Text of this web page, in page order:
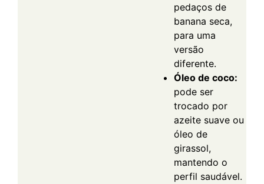
pedaços de
banana seca,
para uma
versão
diferente.
Óleo de coco:
pode ser
trocado por
azeite suave ou
óleo de
girassol,
mantendo o
perfil saudável.